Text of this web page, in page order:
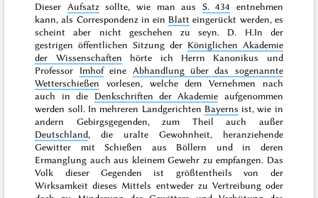
Dieser Aufsatzsollte, wie man aus S. 434 entnehmen
kann, als Correspondenz in ein Blatt eingerückt werden, es
scheint aber nicht geschehen zu seyn. D. H.In der
gestrigen öffentlichen Sitzung der Königlichen Akademie
der Wissenschaften hörte ich Herrn Kanonikus und
Professor Imhofeine Abhandlung über das sogenannte
Wetterschießen vorlesen, welche dem Vernehmen nach
auch in die Denkschriften der Akademie aufgenommen
werden soll. In mehreren Landgerichten Bayerns ist, wie in
andern Gebirgsgegenden, zum Theil auch außer
Deutschland, die uralte Gewohnheit, heranziehende
Gewitter mit Schießen aus Böllern und in deren
Ermanglung auch aus kleinem Gewehr zu empfangen. Das
Volk dieser Gegenden ist größtentheils von der
Wirksamkeit dieses Mittels entweder zu Vertreibung oder